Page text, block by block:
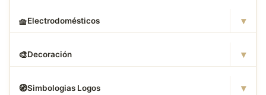
🧺Electrodomésticos ▾
🎨Decoración ▾
🧭Simbologias Logos ▾